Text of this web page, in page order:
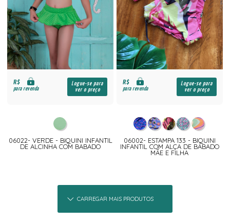
R$
para revenda
Logue-se para
ver o preço
06022- VERDE - BIQUINI INFANTIL
DE ALCINHA COM BABADO
R$
para revenda
Logue-se para
ver o preço
06002- ESTAMPA 133 - BIQUINI
INFANTIL COM ALÇA DE BABADO
MÃE E FILHA
CARREGAR MAIS PRODUTOS